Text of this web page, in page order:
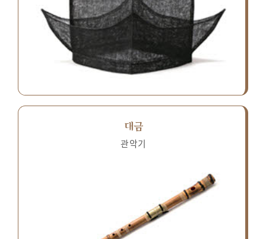
대금
관악기